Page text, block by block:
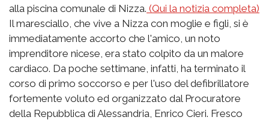
alla piscina comunale di Nizza. (Qui la notizia completa)
Il maresciallo, che vive a Nizza con moglie e figli, si è
immediatamente accorto che l'amico, un noto
imprenditore nicese, era stato colpito da un malore
cardiaco. Da poche settimane, infatti, ha terminato il
corso di primo soccorso e per l'uso del defibrillatore
fortemente voluto ed organizzato dal Procuratore
della Repubblica di Alessandria, Enrico Cieri. Fresco